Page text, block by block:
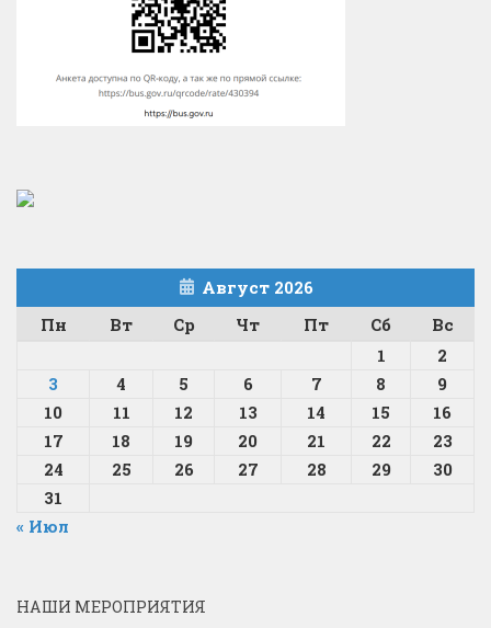
Август 2026
Пн
Вт Ср Чт Пт Сб
Вс
1
2
3
4 5 6 7 8
9
10
11 12 13 14 15
16
17
18 19 20 21 22
23
24
25 26 27 28 29
30
31
« Июл
НАШИ МЕРОПРИЯТИЯ